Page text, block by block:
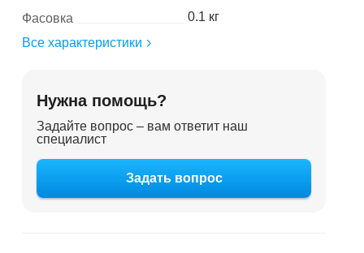
Фасовка
0.1 кг
Все характеристики
Нужна помощь?
Задайте вопрос – вам ответит наш
специалист
Задать вопрос